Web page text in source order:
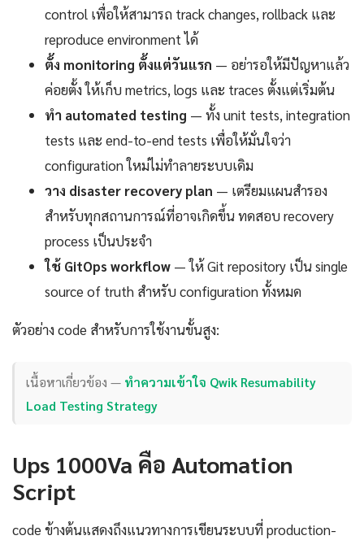
control เพื่อให้สามารถ track changes, rollback และ
reproduce environment ได้
ตั้ง monitoring ตั้งแต่วันแรก — อย่ารอให้มีปัญหาแล้ว
ค่อยตั้ง ให้เก็บ metrics, logs และ traces ตั้งแต่เริ่มต้น
ทำ automated testing — ทั้ง unit tests, integration
tests และ end-to-end tests เพื่อให้มั่นใจว่า
configuration ใหม่ไม่ทำลายระบบเดิม
วาง disaster recovery plan — เตรียมแผนสำรอง
สำหรับทุกสถานการณ์ที่อาจเกิดขึ้น ทดสอบ recovery
process เป็นประจำ
ใช้ GitOps workflow — ให้ Git repository เป็น single
source of truth สำหรับ configuration ทั้งหมด
ตัวอย่าง code สำหรับการใช้งานขั้นสูง:
เนื้อหาเกี่ยวข้อง — ทำความเข้าใจ Qwik Resumability
Load Testing Strategy
Ups 1000Va คือ Automation
Script
code ข้างต้นแสดงถึงแนวทางการเขียนระบบที่ production-